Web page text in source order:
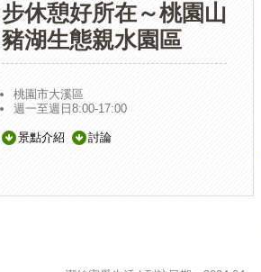
步休憩好所在～桃園山
豬湖生態親水園區
桃園市大溪區
週一至週日8:00-17:00
景點介紹 討論